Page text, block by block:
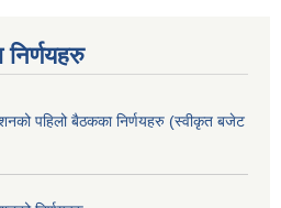
पहिलो बैठकका निर्णयहरु (स्वीकृत बजेट